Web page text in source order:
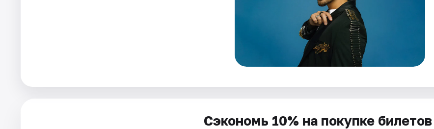
Сэкономь 10% на покупке билетов